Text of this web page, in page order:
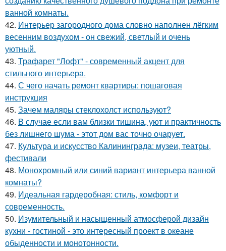
ванной комнаты.
42. Интерьер загородного дома словно наполнен лёгким
весенним воздухом - он свежий, светлый и очень
уютный.
43. Трафарет "Лофт" - современный акцент для
стильного интерьера.
44. С чего начать ремонт квартиры: пошаговая
инструкция
45. Зачем маляры стеклохолст используют?
46. В случае если вам близки тишина, уют и практичность
без лишнего шума - этот дом вас точно очарует.
47. Культура и искусство Калининграда: музеи, театры,
фестивали
48. Монохромный или синий вариант интерьера ванной
комнаты?
49. Идеальная гардеробная: стиль, комфорт и
современность.
50. Изумительный и насыщенный атмосферой дизайн
кухни - гостиной - это интересный проект в океане
обыденности и монотонности.